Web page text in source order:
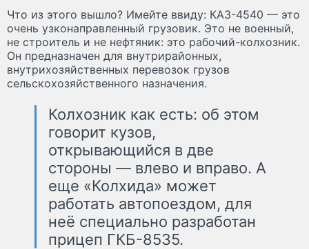
Что из этого вышло? Имейте ввиду: КАЗ-4540 — это
очень узконаправленный грузовик. Это не военный,
не строитель и не нефтяник: это рабочий-колхозник.
Он предназначен для внутрирайонных,
внутрихозяйственных перевозок грузов
сельскохозяйственного назначения.
Колхозник как есть: об этом
говорит кузов,
открывающийся в две
стороны — влево и вправо. А
еще «Колхида» может
работать автопоездом, для
неё специально разработан
прицеп ГКБ-8535.